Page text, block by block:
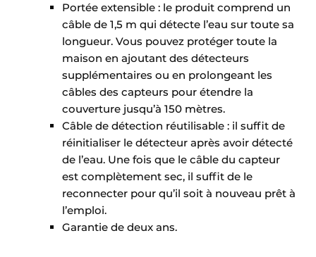
Portée extensible : le produit comprend un
câble de 1,5 m qui détecte l’eau sur toute sa
longueur. Vous pouvez protéger toute la
maison en ajoutant des détecteurs
supplémentaires ou en prolongeant les
câbles des capteurs pour étendre la
couverture jusqu’à 150 mètres.
Câble de détection réutilisable : il suffit de
réinitialiser le détecteur après avoir détecté
de l’eau. Une fois que le câble du capteur
est complètement sec, il suffit de le
reconnecter pour qu’il soit à nouveau prêt à
l’emploi.
Garantie de deux ans.